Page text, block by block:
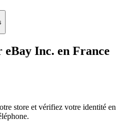
eBay Inc. en France
store et vérifiez votre identité en